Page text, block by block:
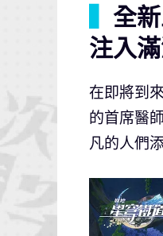
全
注入
在即將到
的首席醫
凡的人們